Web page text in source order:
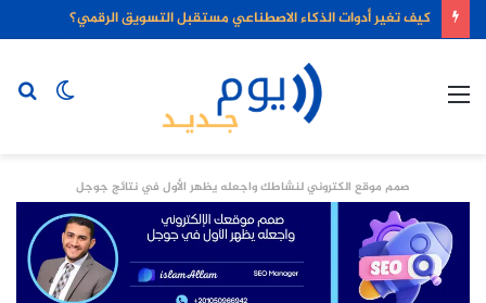
كيف تغير أدوات الذكاء الاصطناعي مستقبل التسويق الرقمي؟
الوضع
صمم موقع الكتروني لنشاطك واجعله يظهر الأول في نتائج جوجل